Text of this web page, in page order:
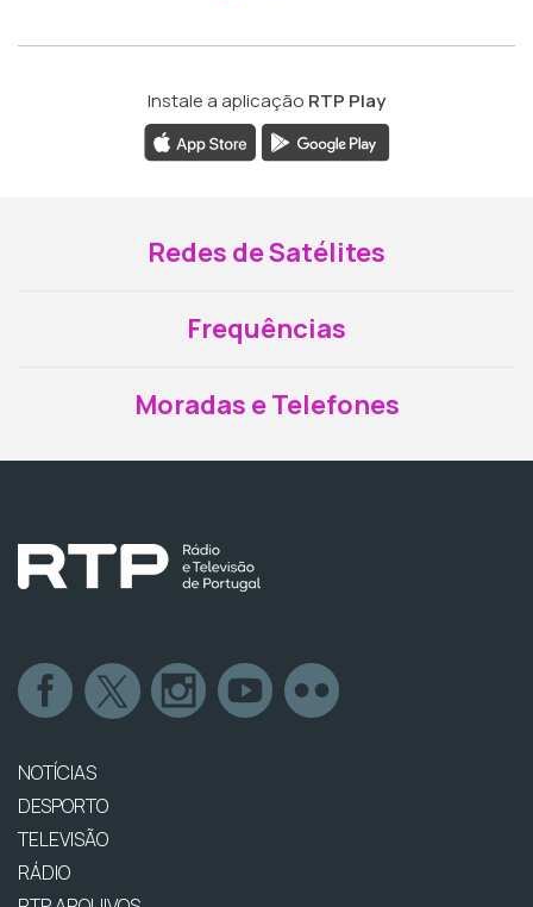
Instale a aplicação RTP Play
Redes de Satélites
Frequências
Moradas e Telefones
NOTÍCIAS
DESPORTO
TELEVISÃO
RÁDIO